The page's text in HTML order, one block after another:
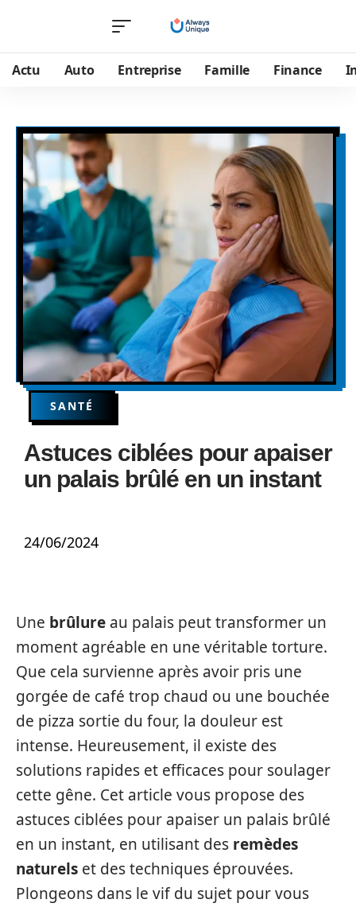
Actu Auto Entreprise Famille Finance
SANTÉ
Astuces ciblées pour apaiser
un palais brûlé en un instant
24/06/2024
Une brûlure au palais peut transformer un
moment agréable en une véritable torture.
Que cela survienne après avoir pris une
gorgée de café trop chaud ou une bouchée
de pizza sortie du four, la douleur est
intense. Heureusement, il existe des
solutions rapides et efficaces pour soulager
cette gêne. Cet article vous propose des
astuces ciblées pour apaiser un palais brûlé
en un instant, en utilisant des remèdes
naturels et des techniques éprouvées.
Plongeons dans le vif du sujet pour vous